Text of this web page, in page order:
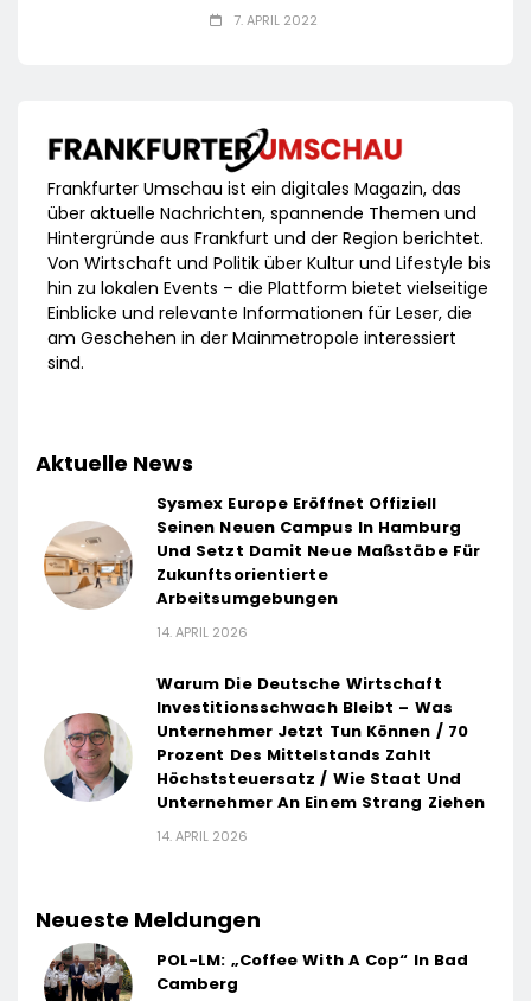
7. APRIL 2022
Frankfurter Umschau ist ein digitales Magazin, das
über aktuelle Nachrichten, spannende Themen und
Hintergründe aus Frankfurt und der Region berichtet.
Von Wirtschaft und Politik über Kultur und Lifestyle bis
hin zu lokalen Events – die Plattform bietet vielseitige
Einblicke und relevante Informationen für Leser, die
am Geschehen in der Mainmetropole interessiert
sind.
Aktuelle News
Sysmex Europe Eröffnet Offiziell
Seinen Neuen Campus In Hamburg
Und Setzt Damit Neue Maßstäbe Für
Zukunftsorientierte
Arbeitsumgebungen
14. APRIL 2026
Warum Die Deutsche Wirtschaft
Investitionsschwach Bleibt – Was
Unternehmer Jetzt Tun Können / 70
Prozent Des Mittelstands Zahlt
Höchststeuersatz / Wie Staat Und
Unternehmer An Einem Strang Ziehen
14. APRIL 2026
Neueste Meldungen
POL-LM: „Coffee With A Cop“ In Bad
Camberg